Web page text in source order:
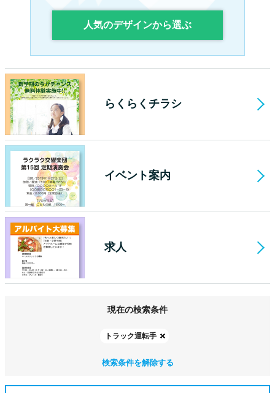
人気のデザインから選ぶ
らくらくチラシ
イベント案内
求人
現在の検索条件
トラック運転手
検索条件を解除する